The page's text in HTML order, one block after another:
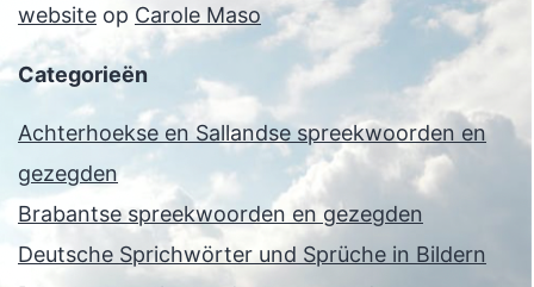
website op Carole Maso
Categorieën
Achterhoekse en Sallandse spreekwoorden en
gezegden
Brabantse spreekwoorden en gezegden
Deutsche Sprichwörter und Sprüche in Bildern